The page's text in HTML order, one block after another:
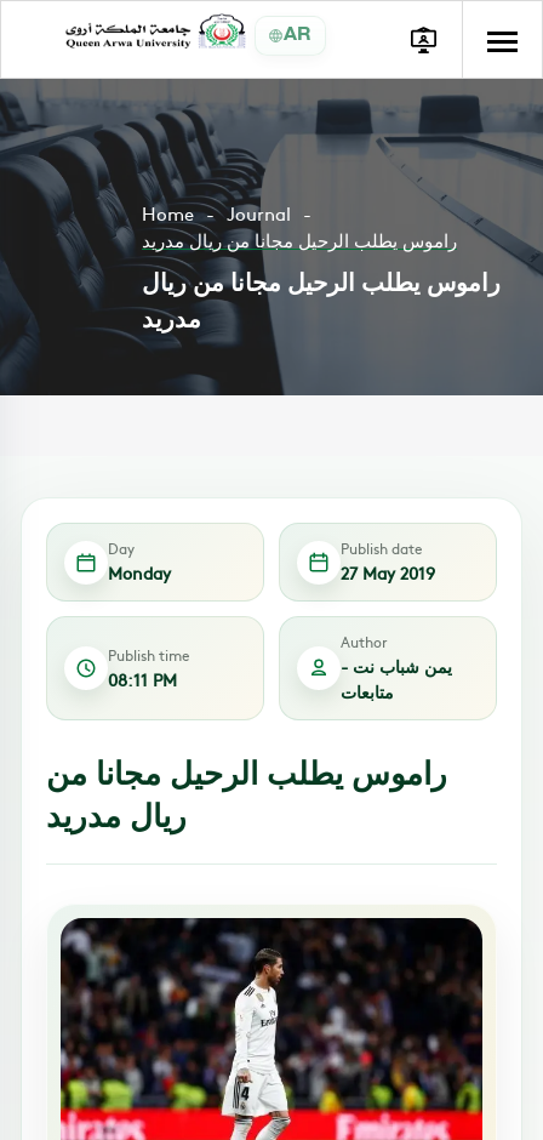
AR
Home
Journal
راموس يطلب الرحيل مجانا من ريال مدريد
راموس يطلب الرحيل مجانا من ريال
مدريد
Day
Monday
Publish date
27 May 2019
Publish time
08:11 PM
Author
يمن شباب نت -
متابعات
راموس يطلب الرحيل مجانا من
ريال مدريد